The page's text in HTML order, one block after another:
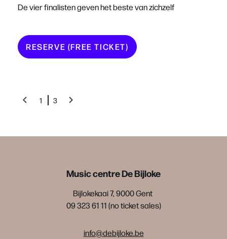
De vier finalisten geven het beste van zichzelf
RESERVE (FREE TICKET)
1 3
Music centre De Bijloke
Bijlokekaai 7, 9000 Gent
09 323 61 11 (no ticket sales)
info@debijloke.be